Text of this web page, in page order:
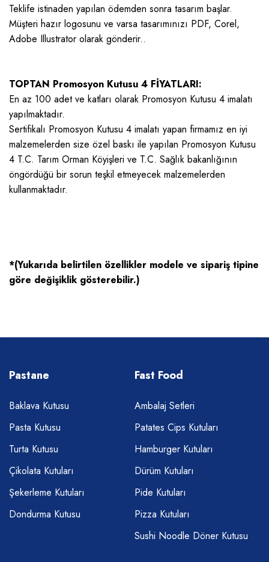
Teklife istinaden yapılan ödemden sonra tasarım başlar.
Müşteri hazır logosunu ve varsa tasarımınızı PDF, Corel,
Adobe Illustrator olarak gönderir..
TOPTAN Promosyon Kutusu 4 FİYATLARI:
En az 100 adet ve katları olarak Promosyon Kutusu 4 imalatı
yapılmaktadır.
Sertifikalı Promosyon Kutusu 4 imalatı yapan firmamız en iyi
malzemelerden size özel baskı ile yapılan Promosyon Kutusu
4 T.C. Tarım Orman Köyişleri ve T.C. Sağlık bakanlığının
öngördüğü bir sorun teşkil etmeyecek malzemelerden
kullanmaktadır.
*(Yukarıda belirtilen özellikler modele ve sipariş tipine
göre değişiklik gösterebilir.)
Pastane
Baklava Kutusu
Pasta Kutusu
Turta Kutusu
Çikolata Kutuları
Şekerleme Kutuları
Dondurma Kutusu
Fast Food
Ambalaj Setleri
Patates Cips Kutuları
Hamburger Kutuları
Dürüm Kutuları
Pide Kutuları
Pizza Kutuları
Sushi Noodle Döner Kutusu